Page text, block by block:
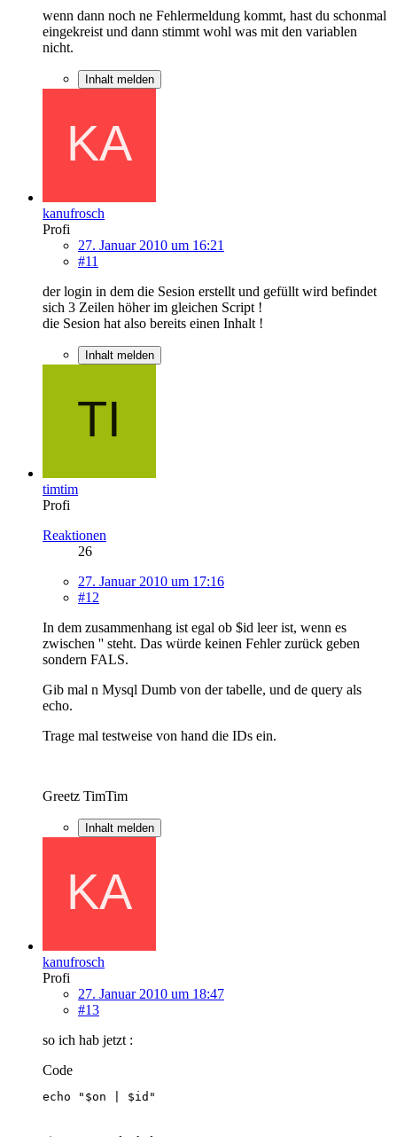
wenn dann noch ne Fehlermeldung kommt, hast du schonmal
eingekreist und dann stimmt wohl was mit den variablen
nicht.
Inhalt melden
kanufrosch
Profi
27. Januar 2010 um 16:21
#11
der login in dem die Sesion erstellt und gefüllt wird befindet
sich 3 Zeilen höher im gleichen Script !
die Sesion hat also bereits einen Inhalt !
Inhalt melden
timtim
Profi
Reaktionen
26
27. Januar 2010 um 17:16
#12
In dem zusammenhang ist egal ob $id leer ist, wenn es
zwischen '' steht. Das würde keinen Fehler zurück geben
sondern FALS.
Gib mal n Mysql Dumb von der tabelle, und de query als
echo.
Trage mal testweise von hand die IDs ein.
Greetz TimTim
Inhalt melden
kanufrosch
Profi
27. Januar 2010 um 18:47
#13
so ich hab jetzt :
Code
echo "$on | $id"